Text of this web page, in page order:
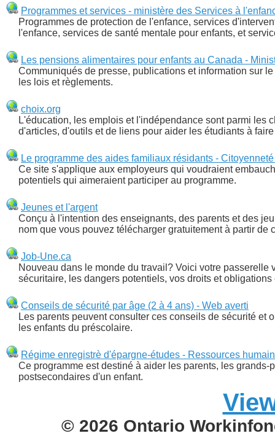
Programmes et services - ministère des Services à
Programmes de protection de l'enfance, services
l'enfance, services de santé mentale pour enfants, et
Les pensions alimentaires pour enfants au Canada -
Communiqués de presse, publications et information sur
les lois et règlements.
choix.org
L'éducation, les emplois et l'indépendance sont parmi les
d'articles, d'outils et de liens pour aider les étudiants à
Le programme des aides familiaux résidants -
Ce site s'applique aux employeurs qui voudraient
potentiels qui aimeraient participer au programme.
Jeunes et l'argent
Conçu à l'intention des enseignants, des parents et des
nom que vous pouvez télécharger gratuitement à partir de
Job-Une.ca
Nouveau dans le monde du travail? Voici votre
sécuritaire, les dangers potentiels, vos droits et obligations
Conseils de sécurité par âge (2 à 4 ans) - Web averti
Les parents peuvent consulter ces conseils de sécurité
les enfants du préscolaire.
Régime enregistrè d'épargne-études - Ressources
Ce programme est destiné à aider les parents, les
postsecondaires d'un enfant.
© 2026 Ontario